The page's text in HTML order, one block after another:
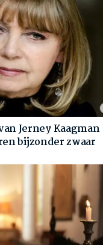
Jerney Kaagman
bijzonder zwaar